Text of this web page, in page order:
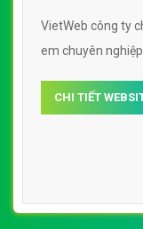
VietWeb công ty
em chuyên
CHI TIẾT